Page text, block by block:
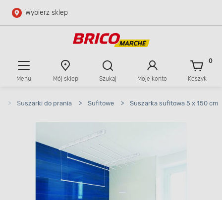
Przejdź do głównej zawartości
Wybierz sklep
Menu Mój sklep Szukaj Moje konto Koszyk
0
> Suszarki do prania > Sufitowe > Suszarka sufitowa 5 x 150 cm